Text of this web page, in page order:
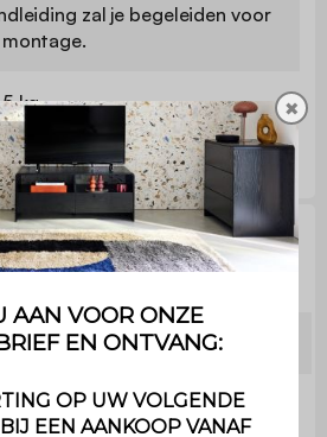
zal je begeleiden voor
kg
10cm
✖